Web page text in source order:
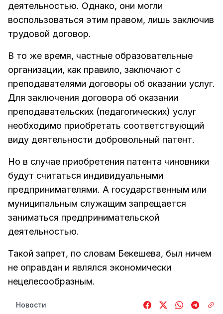
деятельностью. Однако, они могли
воспользоваться этим правом, лишь заключив
трудовой договор.
В то же время, частные образовательные
организации, как правило, заключают с
преподавателями договоры об оказании услуг.
Для заключения договора об оказании
преподавательских (педагогических) услуг
необходимо приобретать соответствующий
виду деятельности добровольный патент.
Но в случае приобретения патента чиновники
будут считаться индивидуальными
предпринимателями. А государственным или
муниципальным служащим запрещается
заниматься предпринимательской
деятельностью.
Такой запрет, по словам Бекешева, был ничем
не оправдан и являлся экономически
нецелесообразным.
Новости